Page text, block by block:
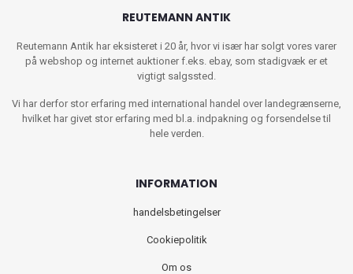
REUTEMANN ANTIK
Reutemann Antik har eksisteret i 20 år, hvor vi især har solgt vores varer
på webshop og internet auktioner f.eks. ebay, som stadigvæk er et
vigtigt salgssted.
Vi har derfor stor erfaring med international handel over landegrænserne,
hvilket har givet stor erfaring med bl.a. indpakning og forsendelse til
hele verden.
INFORMATION
handelsbetingelser
Cookiepolitik
Om os